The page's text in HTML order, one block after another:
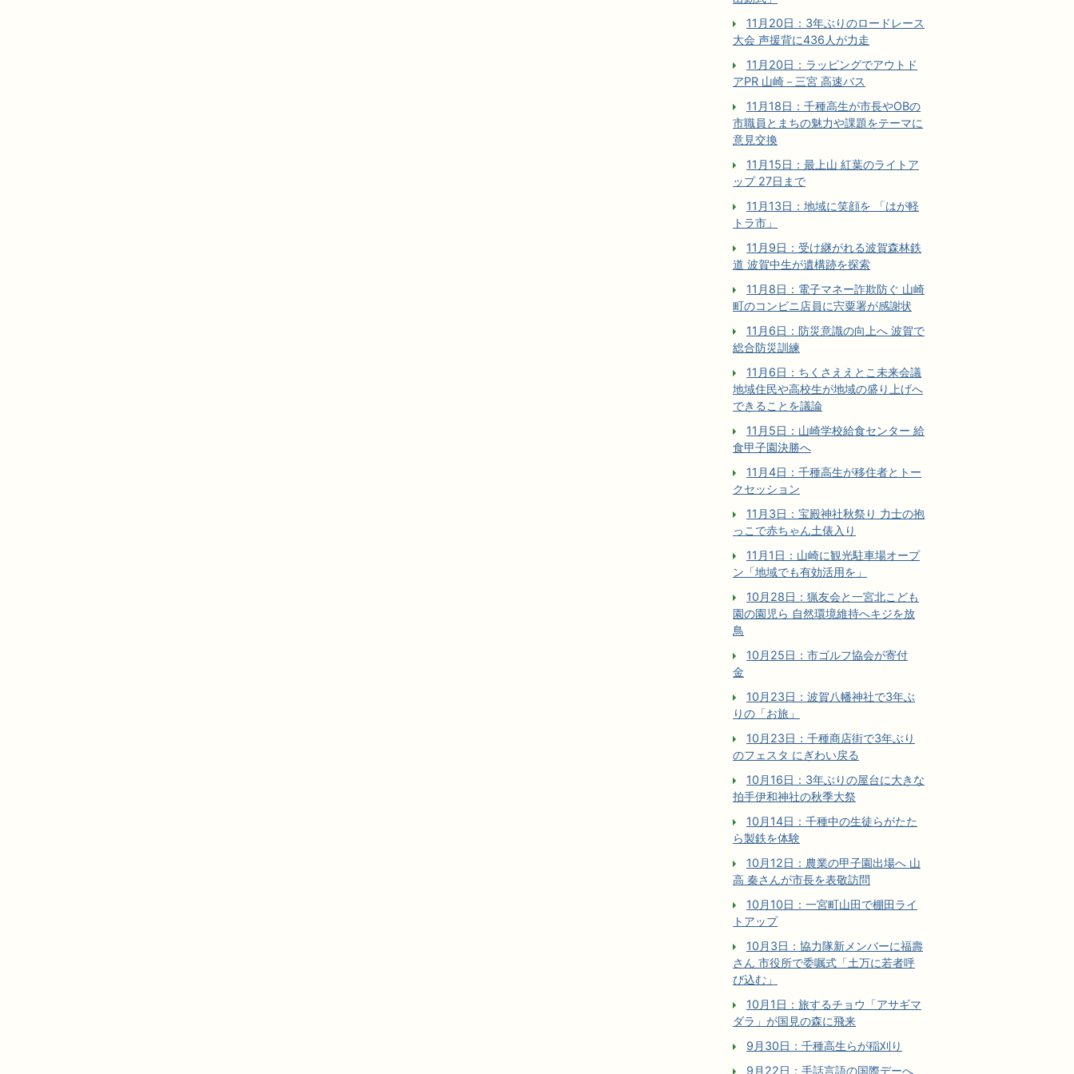
11月20日：3年ぶりのロードレース
大会 声援背に436人が力走
11月20日：ラッピングでアウトド
アPR 山崎－三宮 高速バス
11月18日：千種高生が市長やOBの
市職員とまちの魅力や課題をテーマに
意見交換
11月15日：最上山 紅葉のライトア
ップ 27日まで
11月13日：地域に笑顔を 「はが軽
トラ市」
11月9日：受け継がれる波賀森林鉄
道 波賀中生が遺構跡を探索
11月8日：電子マネー詐欺防ぐ 山崎
町のコンビニ店員に宍粟署が感謝状
11月6日：防災意識の向上へ 波賀で
総合防災訓練
11月6日：ちくさええとこ未来会議
地域住民や高校生が地域の盛り上げへ
できることを議論
11月5日：山崎学校給食センター 給
食甲子園決勝へ
11月4日：千種高生が移住者とトー
クセッション
11月3日：宝殿神社秋祭り 力士の抱
っこで赤ちゃん土俵入り
11月1日：山崎に観光駐車場オープ
ン「地域でも有効活用を」
10月28日：猟友会と一宮北こども
園の園児ら 自然環境維持へキジを放
鳥
10月25日：市ゴルフ協会が寄付
金
10月23日：波賀八幡神社で3年ぶ
りの「お旅」
10月23日：千種商店街で3年ぶり
のフェスタ にぎわい戻る
10月16日：3年ぶりの屋台に大きな
拍手伊和神社の秋季大祭
10月14日：千種中の生徒らがたた
ら製鉄を体験
10月12日：農業の甲子園出場へ 山
高 秦さんが市長を表敬訪問
10月10日：一宮町山田で棚田ライ
トアップ
10月3日：協力隊新メンバーに福壽
さん 市役所で委嘱式「土万に若者呼
び込む」
10月1日：旅するチョウ「アサギマ
ダラ」が国見の森に飛来
9月30日：千種高生らが稲刈り
9月22日：手話言語の国際デーへ